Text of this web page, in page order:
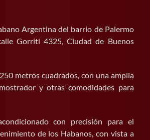
Argentina del barrio de Palermo
Gorriti 4325, Ciudad de Buenos
metros cuadrados, con una amplia
y otras comodidades para
con precisión para el
de los Habanos, con vista a